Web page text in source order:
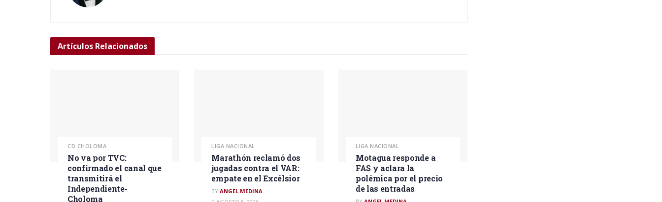
Artículos Relacionados
CD CHOLOMA
No va por TVC:
confirmado el canal que
transmitirá el
Independiente-
Choloma
LIGA NACIONAL
Marathón reclamó dos
jugadas contra el VAR:
empate en el Excélsior
BY ANGEL MEDINA
LIGA NACIONAL
Motagua responde a
FAS y aclara la
polémica por el precio
de las entradas